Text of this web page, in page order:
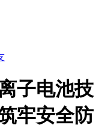
子电池技
牢安全防